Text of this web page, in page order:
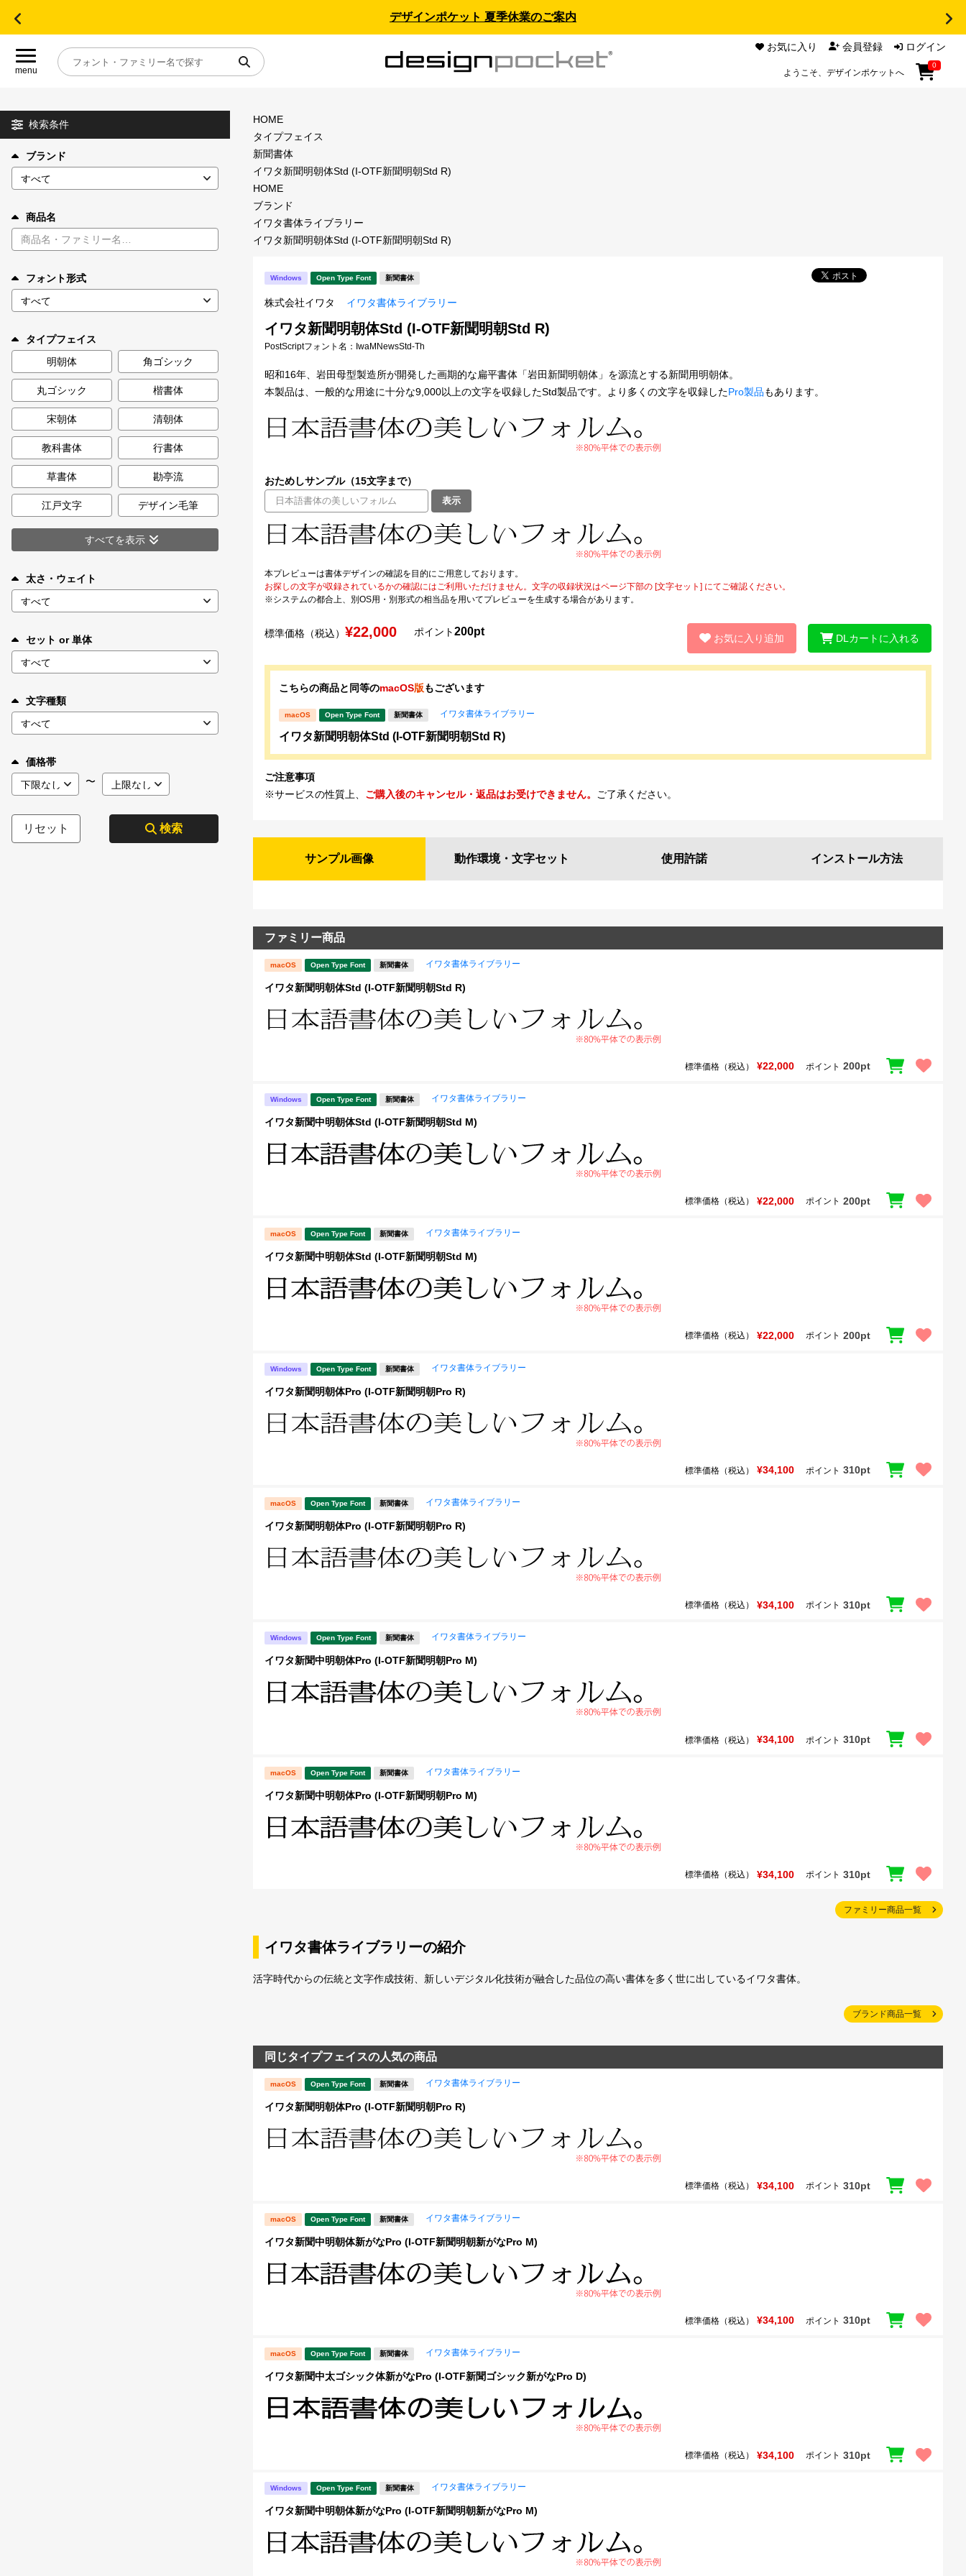
デザインポケット 夏季休業のご案内
menu
お気に入り 会員登録 ログイン
ようこそ、デザインポケットへ
0
目的別フォントガイド
特集
年間ライセンス商品
キャンペーン一覧
カート 0
マイページ
お気に入り
ご利用ガイド
お問い合わせ
検索条件
ブランド
商品名
フォント形式
タイプフェイス
明朝体
角ゴシック
丸ゴシック 楷書体
宋朝体 清朝体
教科書体 行書体
草書体 勘亭流
江戸文字 デザイン毛筆
すべてを表示
太さ・ウェイト
セット or 単体
文字種類
価格帯
〜
リセット 検索
HOME
タイプフェイス
新聞書体
イワタ新聞明朝体Std (I-OTF新聞明朝Std R)
HOME
ブランド
イワタ書体ライブラリー
イワタ新聞明朝体Std (I-OTF新聞明朝Std R)
Windows Open Type Font 新聞書体
株式会社イワタ イワタ書体ライブラリー
イワタ新聞明朝体Std (I-OTF新聞明朝Std R)
PostScriptフォント名： IwaMNewsStd-Th
昭和16年、岩田母型製造所が開発した画期的な扁平書体「岩田新聞明朝体」を源流とする新聞用明朝体。
本製品は、一般的な用途に十分な9,000以上の文字を収録したStd製品です。より多くの文字を収録したPro製品もあります。
おためしサンプル（15文字まで）
表示
本プレビューは書体デザインの確認を目的にご用意しております。
お探しの文字が収録されているかの確認にはご利用いただけません。文字の収録状況はページ下部の [文字セット] にてご確認ください。
※システムの都合上、別OS用・別形式の相当品を用いてプレビューを生成する場合があります。
標準価格（税込） ¥22,000 ポイント200pt
お気に入り追加 DLカートに入れる
こちらの商品と同等のmacOS版もございます
macOS Open Type Font 新聞書体 イワタ書体ライブラリー
イワタ新聞明朝体Std (I-OTF新聞明朝Std R)
ご注意事項
※サービスの性質上、 ご購入後のキャンセル・返品はお受けできません。 ご了承ください。
サンプル画像 動作環境・ 文字セット 使用許諾 インストール方法
ファミリー商品
macOS Open Type Font 新聞書体 イワタ書体ライブラリー
イワタ新聞明朝体Std (I-OTF新聞明朝Std R)
標準価格（税込） ¥22,000 ポイント 200pt
Windows Open Type Font 新聞書体 イワタ書体ライブラリー
イワタ新聞中明朝体Std (I-OTF新聞明朝Std M)
標準価格（税込） ¥22,000 ポイント 200pt
macOS Open Type Font 新聞書体 イワタ書体ライブラリー
イワタ新聞中明朝体Std (I-OTF新聞明朝Std M)
標準価格（税込） ¥22,000 ポイント 200pt
Windows Open Type Font 新聞書体 イワタ書体ライブラリー
イワタ新聞明朝体Pro (I-OTF新聞明朝Pro R)
標準価格（税込） ¥34,100 ポイント 310pt
macOS Open Type Font 新聞書体 イワタ書体ライブラリー
イワタ新聞明朝体Pro (I-OTF新聞明朝Pro R)
標準価格（税込） ¥34,100 ポイント 310pt
Windows Open Type Font 新聞書体 イワタ書体ライブラリー
イワタ新聞中明朝体Pro (I-OTF新聞明朝Pro M)
標準価格（税込） ¥34,100 ポイント 310pt
macOS Open Type Font 新聞書体 イワタ書体ライブラリー
イワタ新聞中明朝体Pro (I-OTF新聞明朝Pro M)
標準価格（税込） ¥34,100 ポイント 310pt
ファミリー商品一覧
イワタ書体ライブラリーの紹介
活字時代からの伝統と文字作成技術、新しいデジタル化技術が融合した品位の高い書体を多く世に出しているイワタ書体。
ブランド商品一覧
同じタイプフェイスの人気の商品
macOS Open Type Font 新聞書体 イワタ書体ライブラリー
イワタ新聞明朝体Pro (I-OTF新聞明朝Pro R)
標準価格（税込） ¥34,100 ポイント 310pt
macOS Open Type Font 新聞書体 イワタ書体ライブラリー
イワタ新聞中明朝体新がなPro (I-OTF新聞明朝新がなPro M)
標準価格（税込） ¥34,100 ポイント 310pt
macOS Open Type Font 新聞書体 イワタ書体ライブラリー
イワタ新聞中太ゴシック体新がなPro (I-OTF新聞ゴシック新がなPro D)
標準価格（税込） ¥34,100 ポイント 310pt
Windows Open Type Font 新聞書体 イワタ書体ライブラリー
イワタ新聞中明朝体新がなPro (I-OTF新聞明朝新がなPro M)